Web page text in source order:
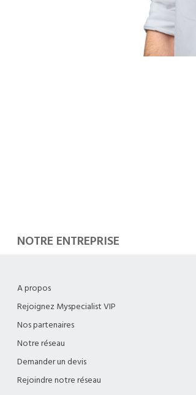
NOTRE ENTREPRISE
A propos
Rejoignez Myspecialist VIP
Nos partenaires
Notre réseau
Demander un devis
Rejoindre notre réseau